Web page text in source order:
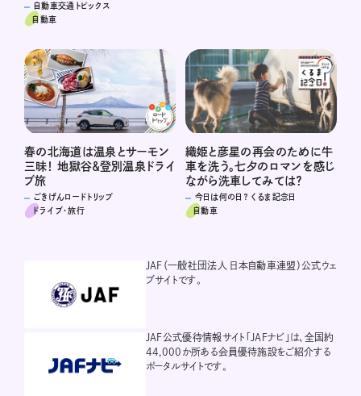
自動車交通トピックス
自動車
春の北海道は温泉とサーモン
三昧！ 地獄谷＆登別温泉ドライ
ブ旅
ごきげんロードトリップ
ドライブ･旅行
織姫と彦星の再会のために牛
車を洗う。七夕のロマンを感じ
ながら洗車してみては？
今日は何の日？ くるま記念日
自動車
JAF（一般社団法人 日本自動車連盟）公式ウェ
ブサイトです。
JAF公式優待情報サイト「JAFナビ」は、全国約
44,000か所ある会員優待施設をご紹介する
ポータルサイトです。